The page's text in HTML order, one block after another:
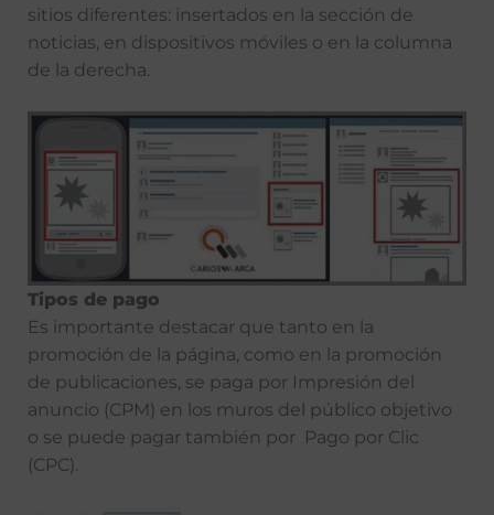
sitios diferentes: insertados en la sección de
noticias, en dispositivos móviles o en la columna
de la derecha.
Tipos de pago
Es importante destacar que tanto en la
promoción de la página, como en la promoción
de publicaciones, se paga por Impresión del
anuncio (CPM) en los muros del público objetivo
o se puede pagar también por Pago por Clic
(CPC).